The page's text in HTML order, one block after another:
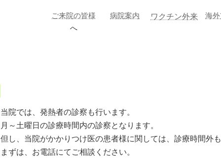
ご来院の皆様
へ
病院案内 ワクチン外来 海
当院では、発熱者の診察も行います。
月～土曜日の診療時間内の診察となります。
但し、当院がかかりつけ医の患者様に関しては、診療時間外
まずは、お電話にてご相談ください。